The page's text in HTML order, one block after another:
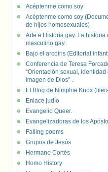
Acéptenme como soy
Acéptenme como soy
de hijos homosexuales)
Arte e Historia gay. La historia
masculino gay.
Bajo el arcoíris (Editorial
Conferencia de Teresa
“Orientación sexual, identidad
imagen de Dios” .
El Blog de Nimphie Knox
Enlace judío
Evangelio Queer.
Evangelizadoras de los
Falling poems
Grupos de Jesús
Hermano Cortés
Homo History